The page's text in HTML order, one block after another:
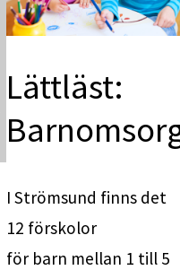
Lättläst:
I Strömsund finns det
12 förskolor
för barn mellan 1 till 5